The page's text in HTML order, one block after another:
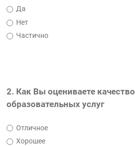
Да
Нет
Частично
2. Как Вы оцениваете качество
образовательных услуг
Отличное
Хорошее